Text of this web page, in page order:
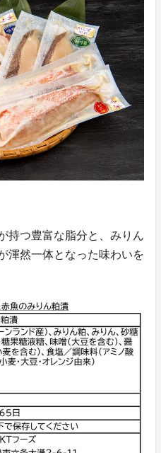
持つ豊富な脂分と、みりん
渾然一体となった味わいを